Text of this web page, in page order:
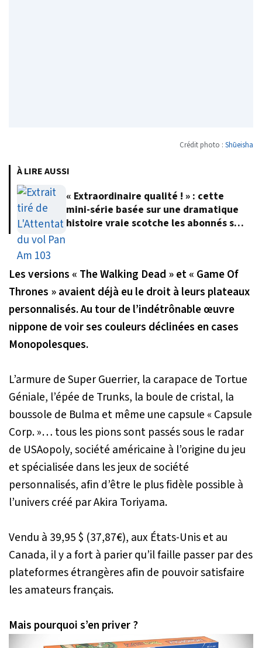
Crédit photo : Shūeisha
À LIRE AUSSI
« Extraordinaire qualité ! » : cette
mini-série basée sur une dramatique
histoire vraie scotche les abonnés sur
Les versions « The Walking Dead » et « Game Of
Thrones » avaient déjà eu le droit à leurs plateaux
personnalisés. Au tour de l’indétrônable œuvre
nippone de voir ses couleurs déclinées en cases
Monopolesques.
L’armure de Super Guerrier, la carapace de Tortue
Géniale, l’épée de Trunks, la boule de cristal, la
boussole de Bulma et même une capsule « Capsule
Corp. »… tous les pions sont passés sous le radar
de USAopoly, société américaine à l’origine du jeu
et spécialisée dans les jeux de société
personnalisés, afin d’être le plus fidèle possible à
l’univers créé par Akira Toriyama.
Vendu à 39,95 $ (37,87€), aux États-Unis et au
Canada, il y a fort à parier qu’il faille passer par des
plateformes étrangères afin de pouvoir satisfaire
les amateurs français.
Mais pourquoi s’en priver ?